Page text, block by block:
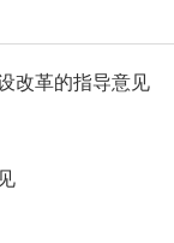
改革的指导意见